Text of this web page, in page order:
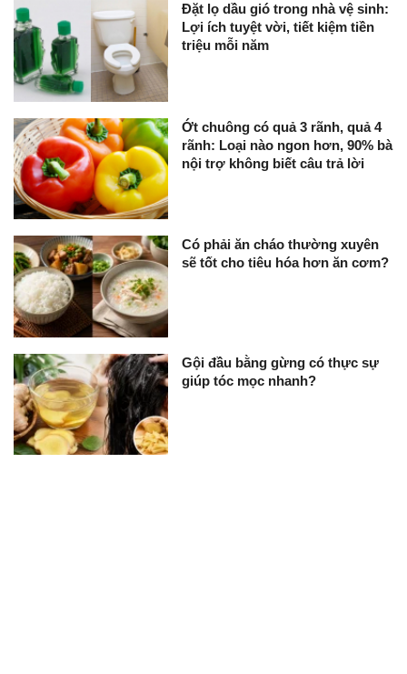
Đặt lọ dầu gió trong nhà vệ sinh:
Lợi ích tuyệt vời, tiết kiệm tiền
triệu mỗi năm
Ớt chuông có quả 3 rãnh, quả 4
rãnh: Loại nào ngon hơn, 90% bà
nội trợ không biết câu trả lời
Có phải ăn cháo thường xuyên
sẽ tốt cho tiêu hóa hơn ăn cơm?
Gội đầu bằng gừng có thực sự
giúp tóc mọc nhanh?